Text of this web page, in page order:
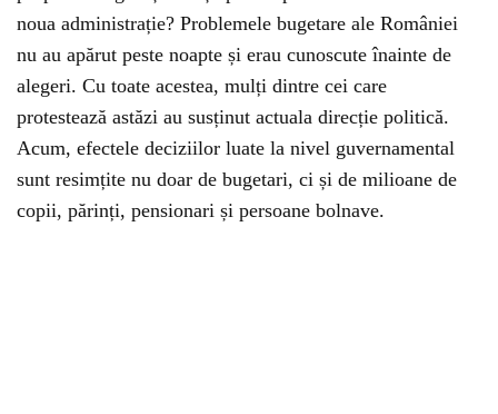
noua administrație? Problemele bugetare ale României
nu au apărut peste noapte și erau cunoscute înainte de
alegeri. Cu toate acestea, mulți dintre cei care
protestează astăzi au susținut actuala direcție politică.
Acum, efectele deciziilor luate la nivel guvernamental
sunt resimțite nu doar de bugetari, ci și de milioane de
copii, părinți, pensionari și persoane bolnave.